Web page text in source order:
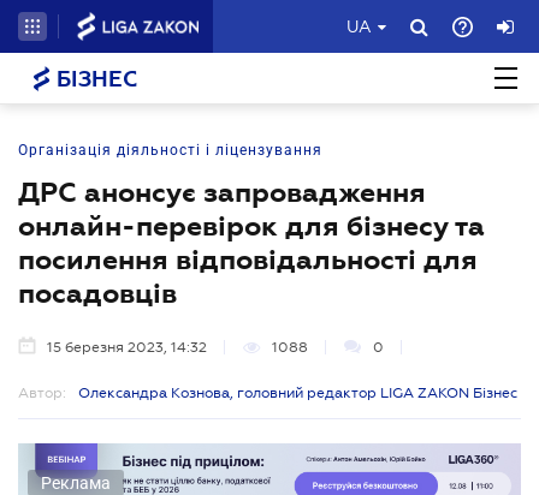
UA
БІЗНЕС
Організація діяльності і ліцензування
ДРС анонсує запровадження
онлайн-перевірок для бізнесу та
посилення відповідальності для
посадовців
15 березня 2023, 14:32 1088 0
Автор: Олександра Кознова, головний редактор LIGA ZAKON Бізнес
Реклама